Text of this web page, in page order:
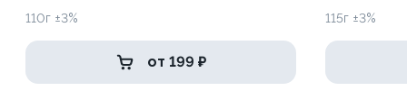
110г ±3%
от 199 ₽
115г ±3%